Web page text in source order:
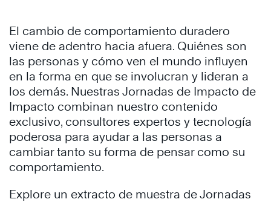
El cambio de comportamiento duradero
viene de adentro hacia afuera. Quiénes son
las personas y cómo ven el mundo influyen
en la forma en que se involucran y lideran a
los demás. Nuestras Jornadas de Impacto de
Impacto combinan nuestro contenido
exclusivo, consultores expertos y tecnología
poderosa para ayudar a las personas a
cambiar tanto su forma de pensar como su
comportamiento.
Explore un extracto de muestra de Jornadas